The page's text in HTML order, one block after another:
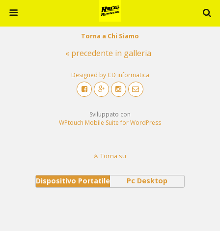
Torna a Chi Siamo
« precedente in galleria
Designed by CD informatica
Sviluppato con
WPtouch Mobile Suite for WordPress
Torna su
Dispositivo Portatile Pc Desktop